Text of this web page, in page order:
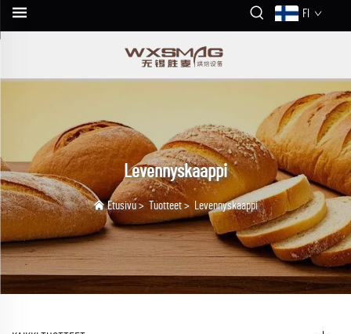
FI
Levennyskaappi
Etusivu> Tuotteet > Levennyskaappi